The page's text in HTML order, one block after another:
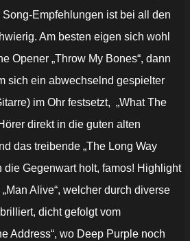
Empfehlungen ist bei all den
Am besten eigen sich wohl
Opener „Throw My Bones“, dann
sich ein abwechselnd gespielter
im Ohr festsetzt, „What The
direkt in die guten alten
das treibende „The Long Way
die Gegenwart holt, famos! Highlight
Alive“, welcher durch diverse
dicht gefolgt vom
Address“, wo Deep Purple noch